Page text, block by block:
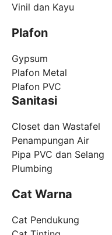
Vinil dan Kayu
Plafon
Gypsum
Plafon Metal
Plafon PVC
Sanitasi
Closet dan Wastafel
Penampungan Air
Pipa PVC dan Selang
Plumbing
Cat Warna
Cat Pendukung